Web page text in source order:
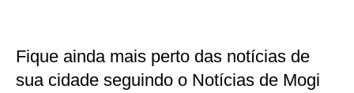
Fique ainda mais perto das notícias de
sua cidade seguindo o Notícias de Mogi